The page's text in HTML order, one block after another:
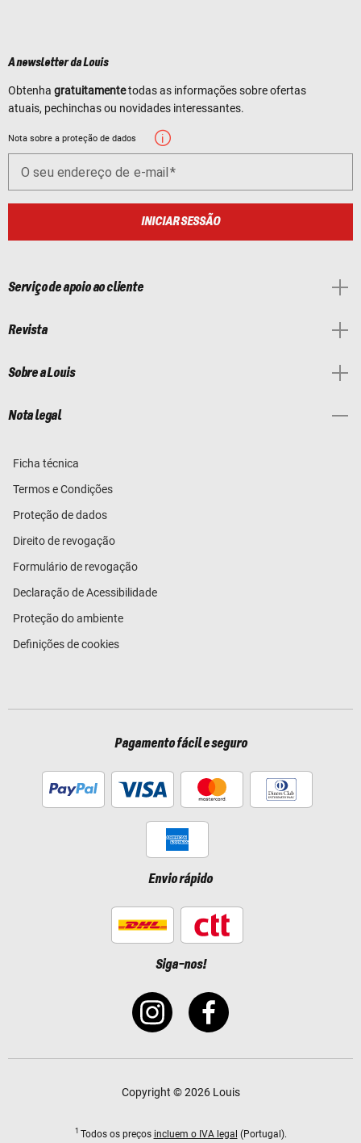
A newsletter da Louis
Obtenha gratuitamentetodas as informações sobre ofertas
atuais, pechinchas ou novidades interessantes.
Nota sobre a proteção de dados
O seu endereço de e-mail
INICIAR SESSÃO
Serviço de apoio ao cliente
Revista
Sobre a Louis
Nota legal
Ficha técnica
Termos e Condições
Proteção de dados
Direito de revogação
Formulário de revogação
Declaração de Acessibilidade
Proteção do ambiente
Definições de cookies
Pagamento fácil e seguro
Envio rápido
Siga-nos!
Copyright © 2026 Louis
1 Todos os preços incluem o IVA legal (Portugal).